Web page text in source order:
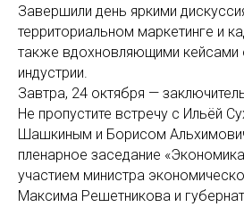
Завершили день яркими
территориальном маркетинге и
также вдохновляющими кейсами
индустрии.
Завтра, 24 октября —
Не пропустите встречу с Ильёй
Шашкиным и Борисом
пленарное заседание
участием министра
Максима Решетникова и